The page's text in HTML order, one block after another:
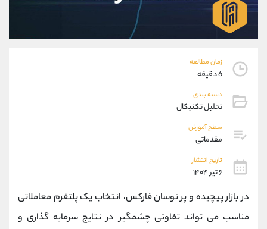
زمان مطالعه
6 دقیقه
دسته بندی
تحلیل تکنیکال
سطح آموزش
مقدماتی
تاریخ انتشار
۶ تیر ۱۴۰۴
در بازار پیچیده و پر نوسان فارکس، انتخاب یک پلتفرم معاملاتی
مناسب می‌ تواند تفاوتی چشمگیر در نتایج سرمایه‌ گذاری و
واتساپ
تلگرام
پشتیبان فروش
موبایل
اطلاعات تماس
تلفن 021-22021030
021-22021040
بدون پیش شماره